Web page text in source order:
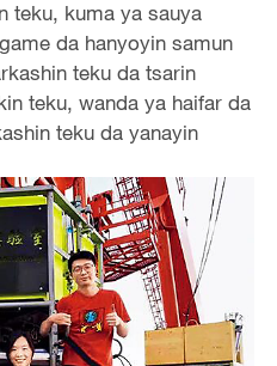
teku, kuma ya sauya
da hanyoyin samun
teku da tsarin
teku, wanda ya haifar da
teku da yanayin